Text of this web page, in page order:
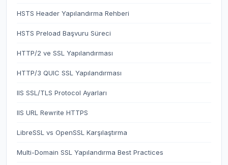
HSTS Header Yapılandırma Rehberi
HSTS Preload Başvuru Süreci
HTTP/2 ve SSL Yapılandırması
HTTP/3 QUIC SSL Yapılandırması
IIS SSL/TLS Protocol Ayarları
IIS URL Rewrite HTTPS
LibreSSL vs OpenSSL Karşılaştırma
Multi-Domain SSL Yapılandırma Best Practices